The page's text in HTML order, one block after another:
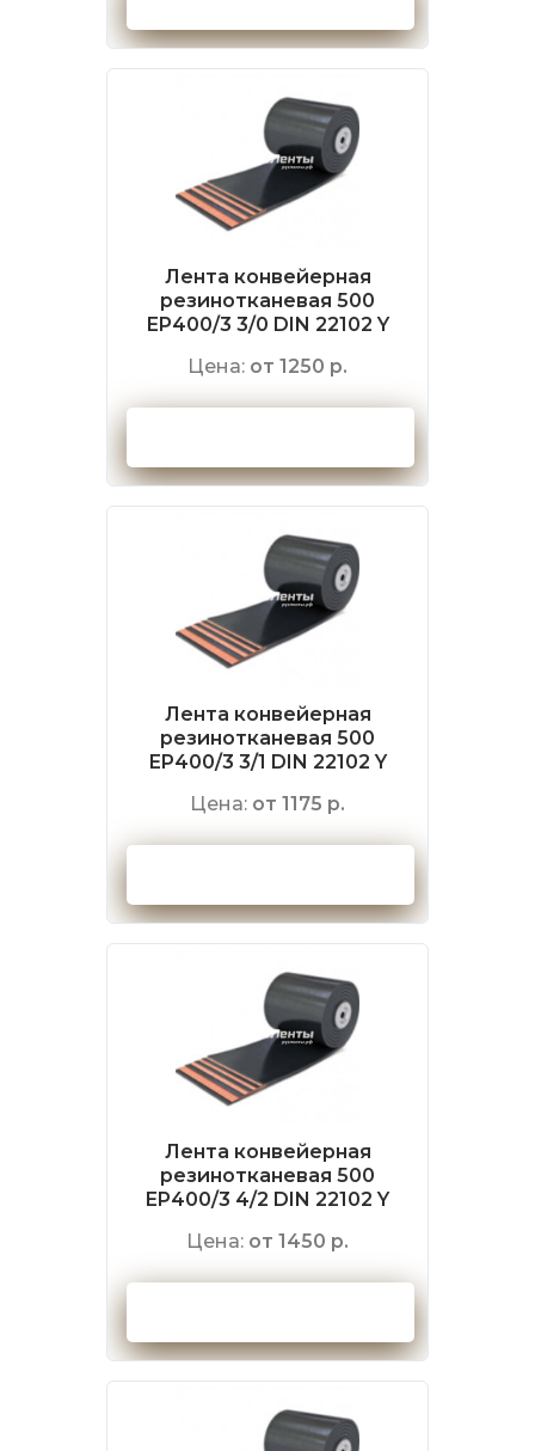
Лента конвейерная
резинотканевая 500
EP400/3 3/0 DIN 22102 Y
Цена: от 1250 р.
Лента конвейерная
резинотканевая 500
EP400/3 3/1 DIN 22102 Y
Цена: от 1175 р.
Лента конвейерная
резинотканевая 500
EP400/3 4/2 DIN 22102 Y
Цена: от 1450 р.